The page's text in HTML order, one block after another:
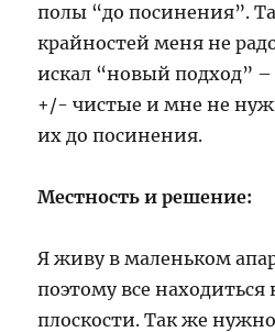
полы “до посинения”.
крайностей меня не
искал “новый подход”
+/- чистые и мне не
их до посинения.
Местность и решение:
Я живу в маленьком
поэтому все находиться
плоскости. Так же